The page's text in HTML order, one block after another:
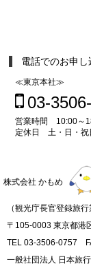
電話でのお申
≪東京本社≫
03-
営業時間 10:00～
定休日 土・日・祝
株式会社 かもめ
（観光庁長官登録旅行
〒105-0003 東京都港
TEL 03-3506-0757
一般社団法人 日本旅